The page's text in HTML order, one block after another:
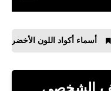
اللون الأخضر وأشكالها
الشخصي